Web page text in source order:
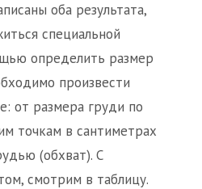
оба результата,
специальной
определить размер
произвести
от размера груди по
точкам в сантиметрах
(обхват). С
смотрим в таблицу.